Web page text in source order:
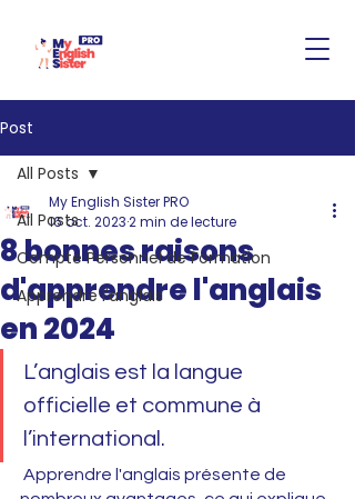
Post
All Posts
Compte Personnel de Formation
Apprendre l'anglais
All Posts
8 bonnes raisons
d'apprendre l'anglais
en 2024
My English Sister PRO
16 oct. 20232 min de lecture
L’anglais est la langue
officielle et commune à
l’international.
Apprendre l'anglais présente de